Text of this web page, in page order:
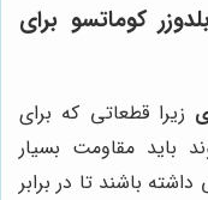
کوماتسو برای
زیرا قطعاتی که برای
باید مقاومت بسیار
باشند تا در برابر